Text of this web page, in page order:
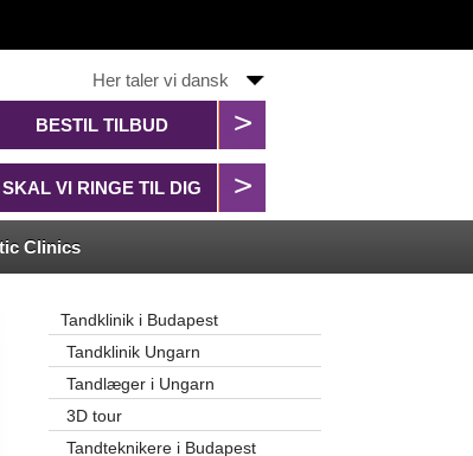
Her taler vi dansk
BESTIL TILBUD
SKAL VI RINGE TIL DIG
Clinics
Tandklinik i Budapest
Tandklinik Ungarn
Tandlæger i Ungarn
3D tour
Tandteknikere i Budapest